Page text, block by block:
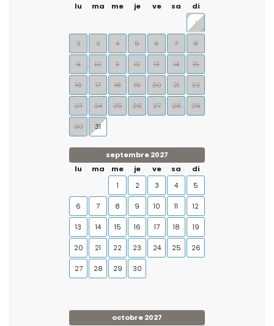
lu
ma me je ve sa
di
1
2 3 4 5 6 7 8
9 10 11 12 13 14 15
16 17 18 19 20 21 22
23 24 25 26 27 28 29
30 31
septembre 2027
lu
ma me je ve sa
di
1
2 3 4 5
6 7 8 9 10 11 12
13 14 15 16 17 18 19
20 21 22 23 24 25 26
27 28 29 30
octobre 2027